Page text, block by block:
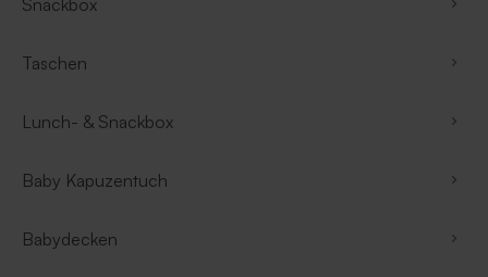
Taschen
Lunch- & Snackbox
Baby Kapuzentuch
Babydecken